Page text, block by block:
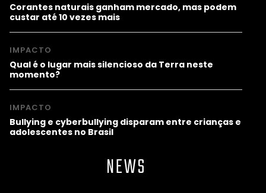
Corantes naturais ganham mercado, mas podem
custar até 10 vezes mais
IMPACTO
Qual é o lugar mais silencioso da Terra neste
momento?
IMPACTO
Bullying e cyberbullying disparam entre crianças e
adolescentes no Brasil
NEWS